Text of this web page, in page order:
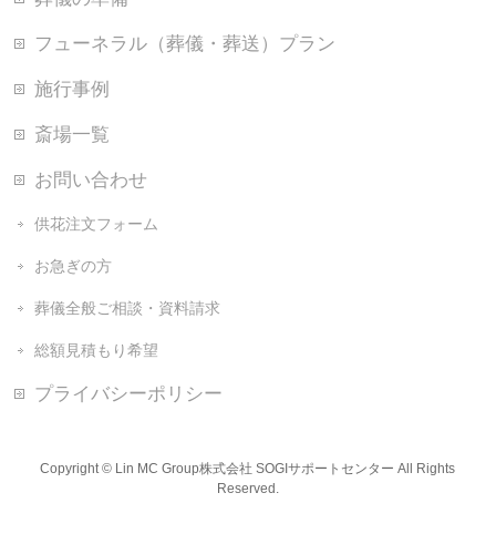
フューネラル（葬儀・葬送）プラン
施行事例
斎場一覧
お問い合わせ
供花注文フォーム
お急ぎの方
葬儀全般ご相談・資料請求
総額見積もり希望
プライバシーポリシー
Copyright © Lin MC Group株式会社 SOGIサポートセンター All Rights
Reserved.